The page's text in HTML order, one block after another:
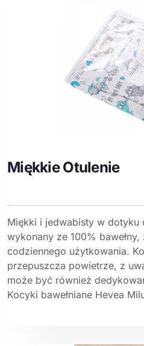
Miękkie Otulenie
Miękki i jedwabisty w dotyku
wykonany ze 100%
codziennego użytkowania.
przepuszcza powietrze, z
może być również
Kocyki bawełniane Hevea